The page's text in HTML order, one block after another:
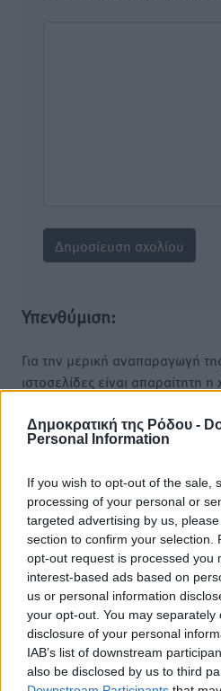
Δημοκρατική της Ρόδου -
Personal Information
If you wish to opt-out of the sale,
processing of your personal or
targeted advertising by us,
section to confirm your selection.
opt-out request is processed you
interest-based ads based on
us or personal information
your opt-out. You may
disclosure of your personal
IAB’s list of downstream
also be disclosed by us to third
Υπενθύμιση:
Για την μερική αναπαραγωγή
ιστοσελίδες είναι απαραίτητη
της Δημοκρατικής.
o καιρός τώρα:
30°
αίθριος καιρός
59%
8km/h
ΒΔ
30°/32°